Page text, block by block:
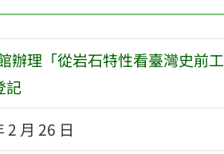
辦理「從岩石特性看臺灣史前
記
2 月 26 日